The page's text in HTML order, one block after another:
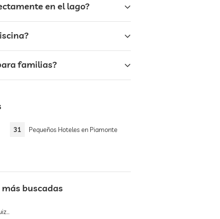
en el lago?
familias?
31 Pequeños Hoteles en Piamonte
buscadas